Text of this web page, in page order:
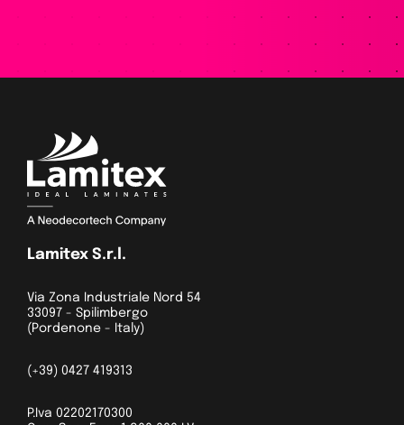
Lamitex S.r.l.
Via Zona Industriale Nord 54
33097 - Spilimbergo
(Pordenone - Italy)
(+39) 0427 419313
P.Iva 02202170300